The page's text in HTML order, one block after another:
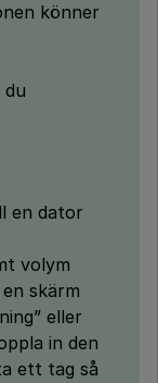
könner
du
en dator
volym
skärm
eller
in den
ett tag så